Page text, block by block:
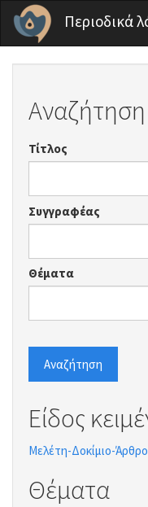
Παράκαμψη προς το κυρίως
Περιοδικά
Τίτλος
Συγγραφέας
Θέματα
Αναζήτηση
Είδος
Μελέτη-Δοκίμιο-Άρθρο
Θέματα